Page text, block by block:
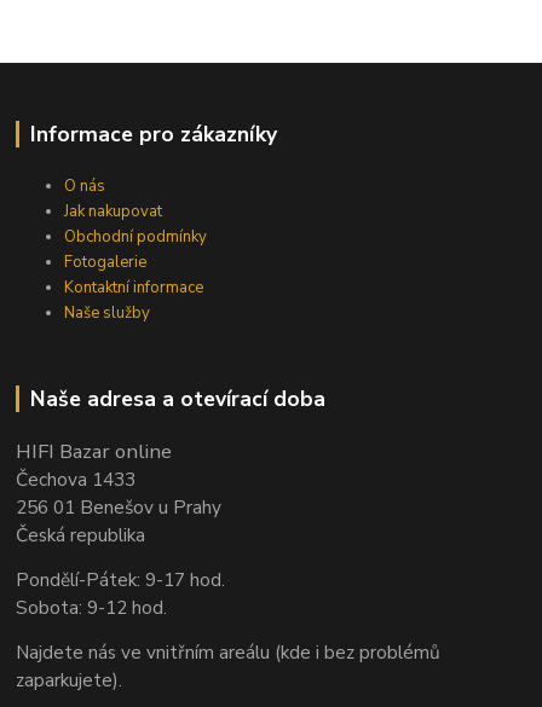
Informace pro zákazníky
O nás
Jak nakupovat
Obchodní podmínky
Fotogalerie
Kontaktní informace
Naše služby
Naše adresa a otevírací doba
HIFI Bazar online
Čechova 1433
256 01 Benešov u Prahy
Česká republika
Pondělí-Pátek: 9-17 hod.
Sobota: 9-12 hod.
Najdete nás ve vnitřním areálu (kde i bez problémů
zaparkujete).